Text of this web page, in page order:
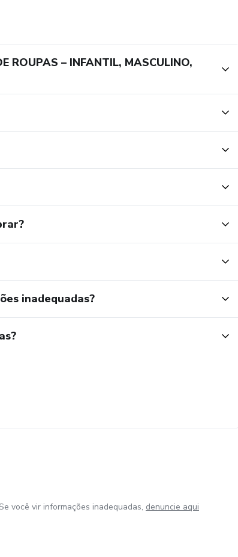
ROUPAS – INFANTIL, MASCULINO,
inadequadas?
você vir informações inadequadas, denuncie aqui